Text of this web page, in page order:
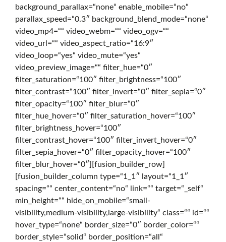
e
d
e
D
background_parallax=“none“ enable_mobile=“no“
parallax_speed=“0.3″ background_blend_mode=“none“
video_mp4=““ video_webm=““ video_ogv=““
video_url=““ video_aspect_ratio=“16:9″
video_loop=“yes“ video_mute=“yes“
video_preview_image=““ filter_hue=“0″
filter_saturation=“100″ filter_brightness=“100″
filter_contrast=“100″ filter_invert=“0″ filter_sepia=“0″
filter_opacity=“100″ filter_blur=“0″
filter_hue_hover=“0″ filter_saturation_hover=“100″
filter_brightness_hover=“100″
filter_contrast_hover=“100″ filter_invert_hover=“0″
filter_sepia_hover=“0″ filter_opacity_hover=“100″
filter_blur_hover=“0″][fusion_builder_row]
[fusion_builder_column type=“1_1″ layout=“1_1″
spacing=““ center_content=“no“ link=““ target=“_self“
min_height=““ hide_on_mobile=“small-
visibility,medium-visibility,large-visibility“ class=““ id=““
hover_type=“none“ border_size=“0″ border_color=““
border_style=“solid“ border_position=“all“